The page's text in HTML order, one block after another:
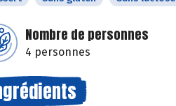
Nombre de personnes
4 personnes